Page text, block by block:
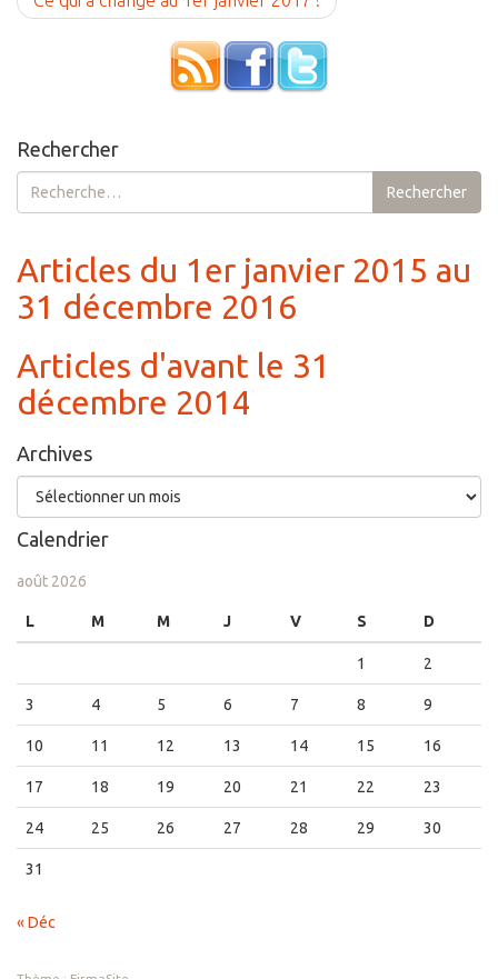
Rechercher
Rechercher :
Rechercher
Articles du 1er janvier 2015 au
31 décembre 2016
Articles d'avant le 31
décembre 2014
Archives
Archives
Calendrier
août 2026
L M M J V S D
1 2
3 4 5 6 7 8 9
10 11 12 13 14 15 16
17 18 19 20 21 22 23
24 25 26 27 28 29 30
31
« Déc